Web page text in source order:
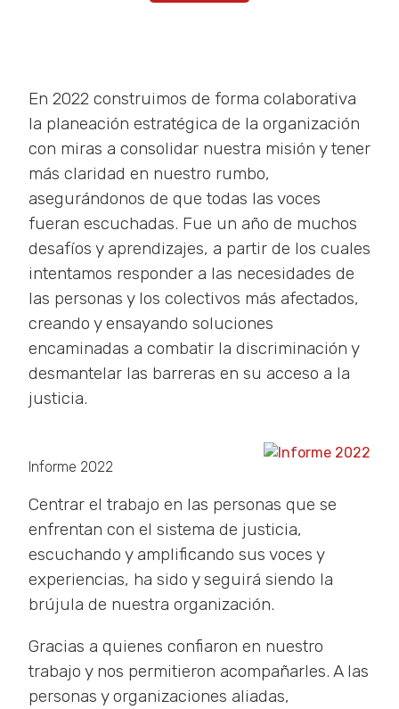
En 2022 construimos de forma colaborativa
la planeación estratégica de la organización
con miras a consolidar nuestra misión y tener
más claridad en nuestro rumbo,
asegurándonos de que todas las voces
fueran escuchadas. Fue un año de muchos
desafíos y aprendizajes, a partir de los cuales
intentamos responder a las necesidades de
las personas y los colectivos más afectados,
creando y ensayando soluciones
encaminadas a combatir la discriminación y
desmantelar las barreras en su acceso a la
justicia.
Informe 2022
Centrar el trabajo en las personas que se
enfrentan con el sistema de justicia,
escuchando y amplificando sus voces y
experiencias, ha sido y seguirá siendo la
brújula de nuestra organización.
Gracias a quienes confiaron en nuestro
trabajo y nos permitieron acompañarles. A las
personas y organizaciones aliadas,